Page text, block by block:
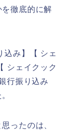
徹底的に解
込み】【 シェ
シェイクック
行振り込み
ったのは、